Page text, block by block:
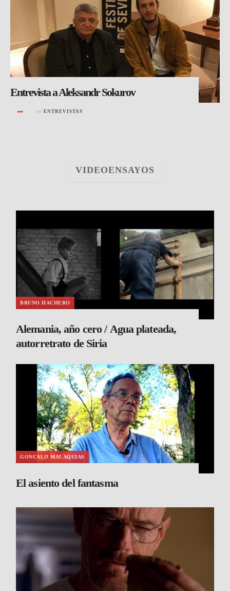
Entrevista a Aleksandr Sokurov
en ENTREVISTAS
VIDEOENSAYOS
BRUNO HACHERO
Alemania, año cero / Agua plateada,
autorretrato de Siria
GONCALO MALAQUIAS
El asiento del fantasma